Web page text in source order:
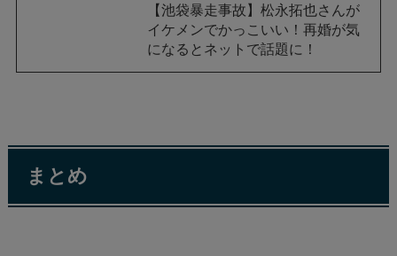
【池袋暴走事故】松永拓也さんが
イケメンでかっこいい！再婚が気
になるとネットで話題に！
まとめ